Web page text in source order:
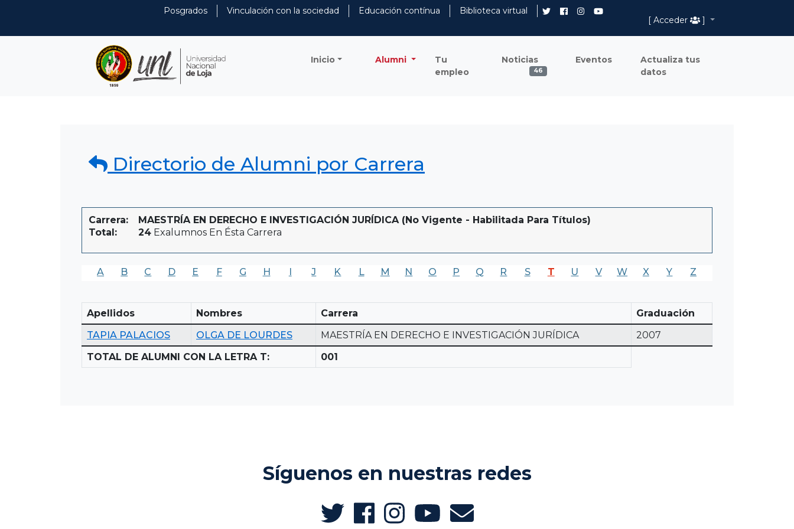
Posgrados Vinculación con la sociedad Educación contínua
Biblioteca virtual
[ Acceder
]
Inicio Alumni
Tu
empleo
Noticias
46
Eventos
Actualiza tus
datos
Directorio de Alumni por Carrera
Carrera:
MAESTRÍA EN DERECHO E INVESTIGACIÓN JURÍDICA (No Vigente - Habilitada Para Títulos)
Total:
24 Exalumnos En Ésta Carrera
A B C D E F G H I J K L M N O P Q R S T U V W X Y Z
Apellidos Nombres Carrera
Graduación
TAPIA PALACIOS
OLGA DE LOURDES MAESTRÍA EN DERECHO E INVESTIGACIÓN JURÍDICA
2007
TOTAL DE ALUMNI CON LA LETRA T:
001
Síguenos en nuestras redes